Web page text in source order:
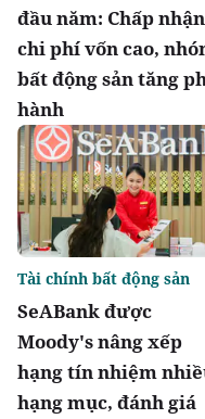
đầu năm: Chấp nhận
chi phí vốn cao,
bất động sản tăng
hành
SeABank được
Moody's nâng xếp
hạng tín nhiệm
hạng mục, đánh giá
Tài chính bất động sản